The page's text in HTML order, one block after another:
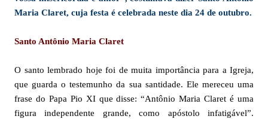
Maria Claret, cuja festa é celebrada neste dia 24 de outubro.
Santo Antônio Maria Claret
O santo lembrado hoje foi de muita importância para a Igreja,
que guarda o testemunho da sua santidade. Ele mereceu uma
frase do Papa Pio XI que disse: “Antônio Maria Claret é uma
figura independente grande, como apóstolo infatigável”.